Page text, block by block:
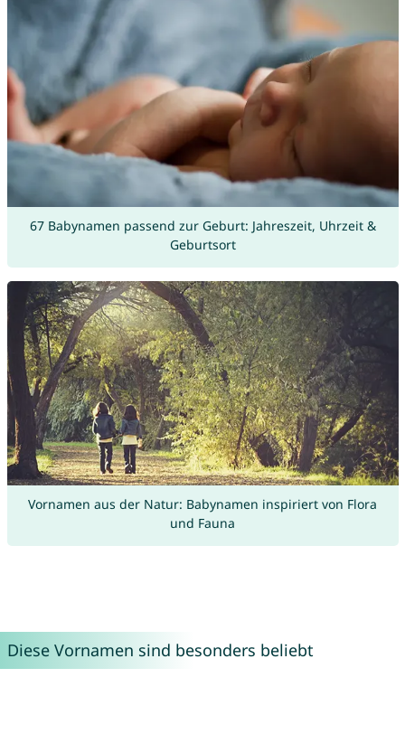
67 Babynamen passend zur Geburt: Jahreszeit, Uhrzeit &
Geburtsort
Vornamen aus der Natur: Babynamen inspiriert von Flora
und Fauna
Diese Vornamen sind besonders beliebt